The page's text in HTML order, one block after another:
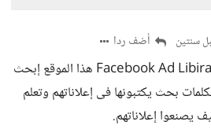
سنتين أضف ردا
عليك بموقع إسمه Facebook Ad Libirary هذا الموقع إبحث
بحث يكتبونها فى إعلاناتهم وتعلم
يصنعوا إعلاناتهم.